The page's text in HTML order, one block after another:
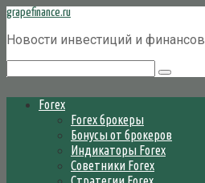
Перейти
контенту
grapefinance.ru
Новости инвестиций и финансов
Forex
Forex брокеры
Бонусы от брокеров
Индикаторы Forex
Советники Forex